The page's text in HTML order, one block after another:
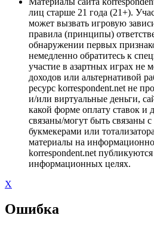
лиц старше 21 года (21+).
может вызвать игровую
правила (принципы)
обнаружении первых
немедленно обратитесь к
участие в азартных играх не
доходов или альтернативой
ресурс korrespondent.net не
и/или виртуальные деньги,
какой форме оплату ставок и
связаны/могут быть связаны
букмекерами или
материалы на
korrespondent.net
информационных целях.
X
Ошибка